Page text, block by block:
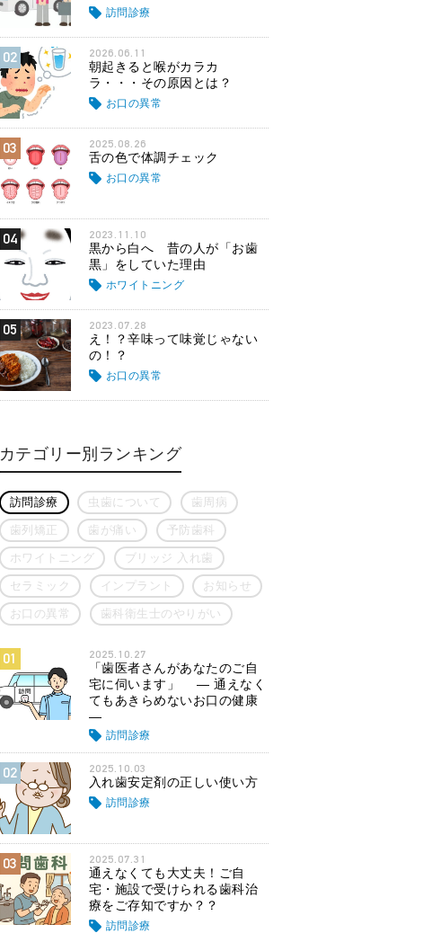
訪問診療
02 2026.06.11
朝起きると喉がカラカ
ラ・・・その原因とは？
お口の異常
03 2025.08.26
舌の色で体調チェック
お口の異常
04 2023.11.10
黒から白へ 昔の人が「お歯
黒」をしていた理由
ホワイトニング
05 2023.07.28
え！？辛味って味覚じゃない
の！？
お口の異常
カテゴリー別ランキング
訪問診療 虫歯について 歯周病
歯列矯正 歯が痛い 予防歯科
ホワイトニング ブリッジ 入れ歯
セラミック インプラント お知らせ
お口の異常 歯科衛生士のやりがい
01 2025.10.27
「歯医者さんがあなたのご自
宅に伺います」 ― 通えなく
てもあきらめないお口の健康
―
訪問診療
02 2025.10.03
入れ歯安定剤の正しい使い方
訪問診療
03 2025.07.31
通えなくても大丈夫！ご自
宅・施設で受けられる歯科治
療をご存知ですか？？
訪問診療